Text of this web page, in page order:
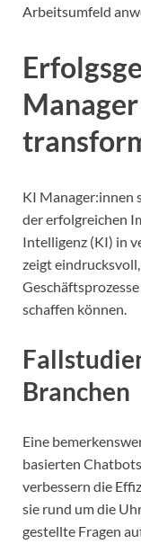
Arbeitsumfeld
KI Manager:innen
der erfolgreichen
Intelligenz (KI) in
zeigt
schaffen können.
Branchen
Eine
basierten
verbessern die
sie rund um die
gestellte Fragen